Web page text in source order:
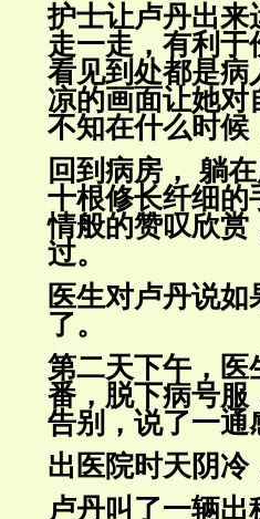
护士让卢丹出来
走一走，有利于
看见到处都是病
凉的画面让她对
不知在什么时候
回到病房， 躺
十根修长纤细的
情般的赞叹欣赏
过。
医生对卢丹说
了。
第二天下午，医
番，脱下病号服
告别，说了一通
出医院时天阴冷
卢丹叫了一辆